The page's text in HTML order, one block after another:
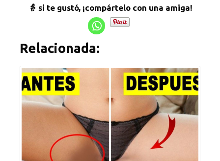
👵 si te gustó, ¡compártelo con una amiga!
Relacionada: